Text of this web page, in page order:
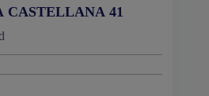
CASTELLANA 41